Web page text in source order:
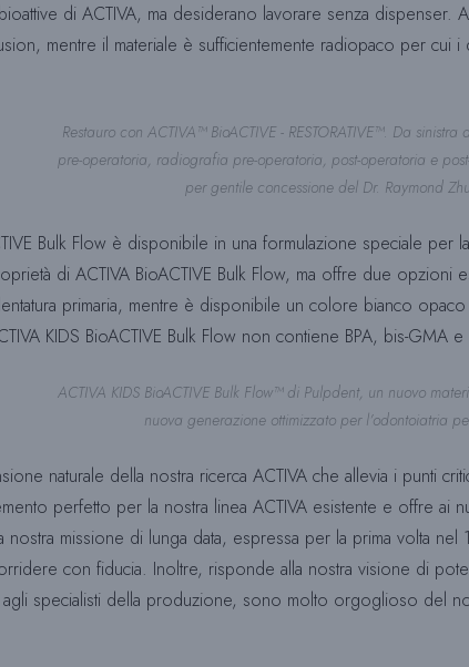
di ACTIVA, ma desiderano lavorare senza dispenser.
mentre il materiale è sufficientemente radiopaco per
Restauro con ACTIVA™ BioACTIVE - RESTORATIVE™. Da
pre-operatoria, radiografia pre-operatoria, post-operatoria e
per gentile concessione del Dr. Raymond
Bulk Flow è disponibile in una formulazione speciale per
di ACTIVA BioACTIVE Bulk Flow, ma offre due opzioni
primaria, mentre è disponibile un colore bianco
KIDS BioACTIVE Bulk Flow non contiene BPA, bis-GMA
ACTIVA KIDS BioACTIVE Bulk Flow™ di Pulpdent, un nuovo
nuova generazione ottimizzato per l’odontoiatria
naturale della nostra ricerca ACTIVA che allevia i punti
perfetto per la nostra linea ACTIVA esistente e offre ai
nostra missione di lunga data, espressa per la prima volta
con fiducia. Inoltre, risponde alla nostra visione di
specialisti della produzione, sono molto orgoglioso del